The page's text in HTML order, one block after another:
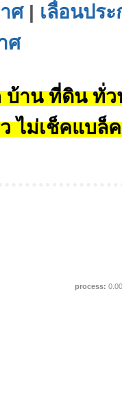
ศ| เลื่อนปร
ศ
าน ที่ดิน ทั่ว
ว ไม่เช็คแบล็
process: